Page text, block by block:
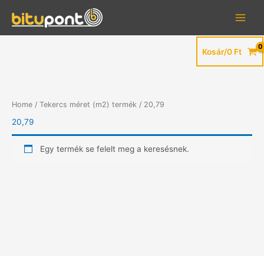
content
Kosár/0 Ft
Home / Tekercs méret (m2) termék / 20,79
20,79
Egy termék se felelt meg a keresésnek.